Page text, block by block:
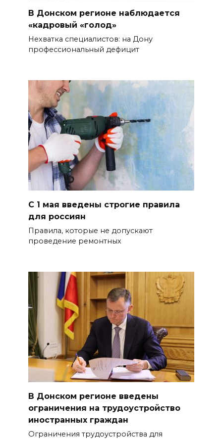
В Донском регионе наблюдается
«кадровый «голод»
Нехватка специалистов: на Дону
профессиональный дефицит
С 1 мая введены строгие правила
для россиян
Правила, которые не допускают
проведение ремонтных
В Донском регионе введены
ограничения на трудоустройство
иностранных граждан
Ограничения трудоустройства для